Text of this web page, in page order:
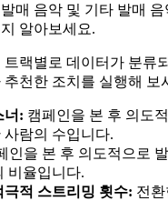
매 음악 및 기타 발매
알아보세요.
트랙별로 데이터가 분류
추천한 조치를 실행해 보
너: 캠페인을 본 후 의도
사람의 수입니다.
인을 본 후 의도적으로
비율입니다.
극적 스트리밍 횟수: 전